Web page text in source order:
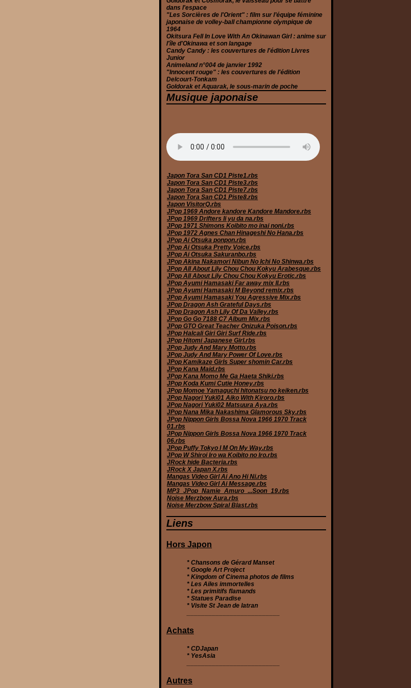
dans l'espace
"Les Sorcières de l'Orient" : film sur l’équipe féminine
japonaise de volley-ball championne olympique de
1964
Okitsura Fell In Love With An Okinawan Girl : anime sur
l'île d'Okinawa et son langage
Candy Candy : les couvertures de l'édition Livres
Junior
Animeland n°004 de janvier 1992
"Innocent rouge" : les couvertures de l'édition
Delcourt-Tonkam
Goldorak et Aquarak, le sous-marin de poche
Musique japonaise
Japon Tora San CD1 Piste1.rbs
Japon Tora San CD1 Piste3.rbs
Japon Tora San CD1 Piste7.rbs
Japon Tora San CD1 Piste8.rbs
Japon VisitorQ.rbs
JPop 1969 Andore kandore Kandore Mandore.rbs
JPop 1969 Drifters Ii yu da na.rbs
JPop 1971 Shimons Koibito mo inai noni.rbs
JPop 1972 Agnes Chan Hinageshi No Hana.rbs
JPop Ai Otsuka ponpon.rbs
JPop Ai Otsuka Pretty Voice.rbs
JPop Ai Otsuka Sakuranbo.rbs
JPop Akina Nakamori Nibun No Ichi No Shinwa.rbs
JPop All About Lily Chou Chou Kokyu Arabesque.rbs
JPop All About Lily Chou Chou Kokyu Erotic.rbs
JPop Ayumi Hamasaki Far away mix II.rbs
JPop Ayumi Hamasaki M Beyond remix.rbs
JPop Ayumi Hamasaki You Agressive Mix.rbs
JPop Dragon Ash Grateful Days.rbs
JPop Dragon Ash Lily Of Da Valley.rbs
JPop Go Go 7188 C7 Album Mix.rbs
JPop GTO Great Teacher Onizuka Poison.rbs
JPop Halcali Giri Giri Surf Ride.rbs
JPop Hitomi Japanese Girl.rbs
JPop Judy And Mary Motto.rbs
JPop Judy And Mary Power Of Love.rbs
JPop Kamikaze Girls Super shomin Car.rbs
JPop Kana Maid.rbs
JPop Kana Momo Me Ga Haeta Shiki.rbs
JPop Koda Kumi Cutie Honey.rbs
JPop Momoe Yamaguchi hitonatsu no keiken.rbs
JPop Nagori Yuki01 Aiko With Kiroro.rbs
JPop Nagori Yuki02 Matsuura Aya.rbs
JPop Nana Mika Nakashima Glamorous Sky.rbs
JPop Nippon Girls Bossa Nova 1966 1970 Track
01.rbs
JPop Nippon Girls Bossa Nova 1966 1970 Track
06.rbs
JPop Puffy Tokyo I M On My Way.rbs
JPop W Shiroi Iro wa Koibito no Iro.rbs
JRock hide Bacteria.rbs
JRock X Japan X.rbs
Mangas Video Girl Ai Ano Hi Ni.rbs
Mangas Video Girl Ai Message.rbs
MP3_JPop_Namie_Amuro_...Soon_19.rbs
Noise Merzbow Aura.rbs
Noise Merzbow Spiral Blast.rbs
Liens
Hors Japon
* Chansons de Gérard Manset
* Google Art Project
* Kingdom of Cinema photos de films
* Les Ailes immortelles
* Les primitifs flamands
* Statues Paradise
* Visite St Jean de latran
Achats
* CDJapan
* YesAsia
Autres